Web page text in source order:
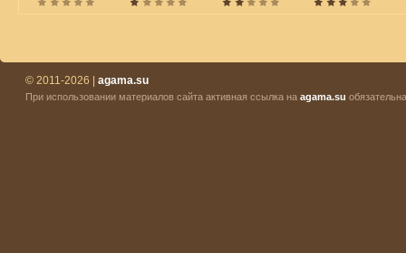
© 2011-2026 | agama.su
При использовании материалов сайта активная ссылка на agama.su